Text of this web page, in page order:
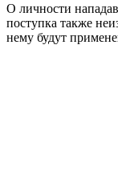
О личности
поступка также
нему будут